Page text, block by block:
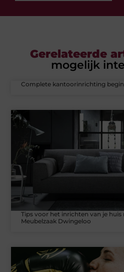
Gerelateerde
mogelijk
Complete kantoorinrichting
Tips voor het inrichten van je
Meubelzaak Dwingeloo